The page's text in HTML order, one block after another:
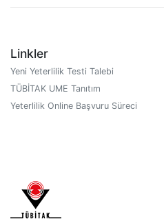
Linkler
Yeni Yeterlilik Testi Talebi
TÜBİTAK UME Tanıtım
Yeterlilik Online Başvuru Süreci